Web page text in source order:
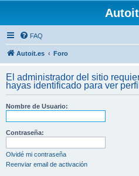
FAQ
Autoit.es Foro
El administrador del sitio
hayas identificado para ver
Nombre de Usuario:
Contraseña:
Olvidé mi contraseña
Reenviar email de activación